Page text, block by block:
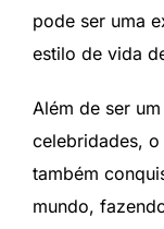
pode ser uma
estilo de vida
Além de ser
celebridades, o
também
mundo,